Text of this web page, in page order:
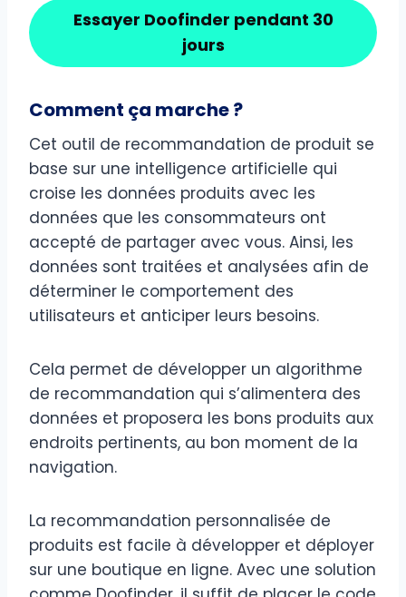
Essayer Doofinder pendant 30
jours
Comment ça marche ?
Cet outil de recommandation de produit se
base sur une intelligence artificielle qui
croise les données produits avec les
données que les consommateurs ont
accepté de partager avec vous. Ainsi, les
données sont traitées et analysées afin de
déterminer le comportement des
utilisateurs et anticiper leurs besoins.
Cela permet de développer un algorithme
de recommandation qui s’alimentera des
données et proposera les bons produits aux
endroits pertinents, au bon moment de la
navigation.
La recommandation personnalisée de
produits est facile à développer et déployer
sur une boutique en ligne. Avec une solution